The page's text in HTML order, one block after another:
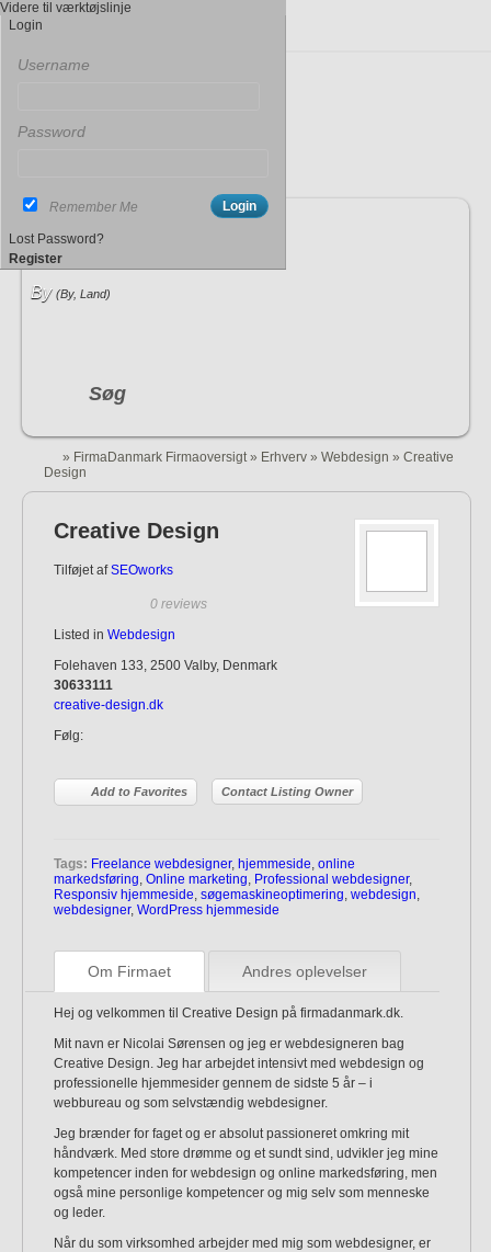
By(By, Land)
Søg
» FirmaDanmark Firmaoversigt » Erhverv » Webdesign » Creative
Design
Creative Design
Tilføjet afSEOworks
0 reviews
Listed in Webdesign
Folehaven 133, 2500 Valby, Denmark
30633111
creative-design.dk
Følg:
Add to Favorites Contact Listing Owner
Tags: Freelance webdesigner, hjemmeside, online
markedsføring, Online marketing, Professional webdesigner,
Responsiv hjemmeside, søgemaskineoptimering, webdesign,
webdesigner, WordPress hjemmeside
Om Firmaet Andres oplevelser
Hej og velkommen til Creative Design på firmadanmark.dk.
Mit navn er Nicolai Sørensen og jeg er webdesigneren bag
Creative Design. Jeg har arbejdet intensivt med webdesign og
professionelle hjemmesider gennem de sidste 5 år – i
webbureau og som selvstændig webdesigner.
Jeg brænder for faget og er absolut passioneret omkring mit
håndværk. Med store drømme og et sundt sind, udvikler jeg mine
kompetencer inden for webdesign og online markedsføring, men
også mine personlige kompetencer og mig selv som menneske
og leder.
Når du som virksomhed arbejder med mig som webdesigner, er
Videre til værktøjslinje
Login
Username
Password
Remember Me
Lost Password?
Register